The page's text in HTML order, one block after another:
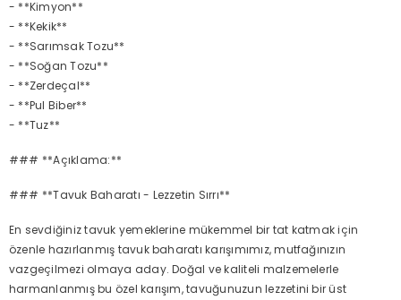
- **Kimyon**
- **Kekik**
- **Sarımsak Tozu**
- **Soğan Tozu**
- **Zerdeçal**
- **Pul Biber**
- **Tuz**
### **Açıklama:**
### **Tavuk Baharatı - Lezzetin Sırrı**
En sevdiğiniz tavuk yemeklerine mükemmel bir tat katmak için
özenle hazırlanmış tavuk baharatı karışımımız, mutfağınızın
vazgeçilmezi olmaya aday. Doğal ve kaliteli malzemelerle
harmanlanmış bu özel karışım, tavuğunuzun lezzetini bir üst